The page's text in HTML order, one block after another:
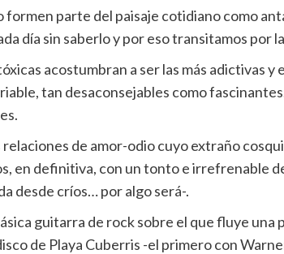
parte del paisaje cotidiano como
día sin saberlo y por eso transitamos por
acostumbran a ser las más adictivas
tan desaconsejables como
relaciones de amor-odio cuyo extraño
en definitiva, con un tonto e irrefrenable
desde críos… por algo será-.
guitarra de rock sobre el que fluye una
de Playa Cuberris -el primero con